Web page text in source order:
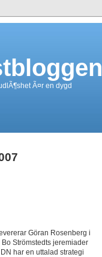
Ã¤r en dygd
Göran Rosenberg i
Strömstedts jeremiader
har en uttalad strategi